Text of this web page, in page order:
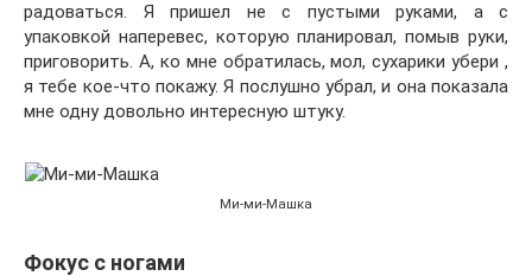
радоваться. Я пришел не с пустыми руками, а с
упаковкой наперевес, которую планировал, помыв руки,
приговорить. А, ко мне обратилась, мол, сухарики убери ,
я тебе кое-что покажу. Я послушно убрал, и она показала
мне одну довольно интересную штуку.
Ми-ми-Машка
Фокус с ногами